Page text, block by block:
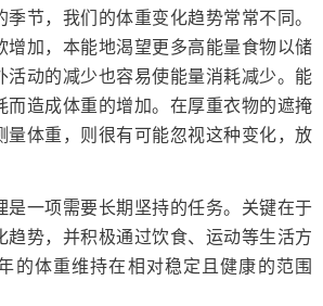
节，我们的体重变化趋势常常不同。
增加，本能地渴望更多高能量食物以储
活动的减少也容易使能量消耗减少。能
而造成体重的增加。在厚重衣物的遮掩
量体重，则很有可能忽视这种变化，放
一项需要长期坚持的任务。关键在于
趋势，并积极通过饮食、运动等生活方
的体重维持在相对稳定且健康的范围